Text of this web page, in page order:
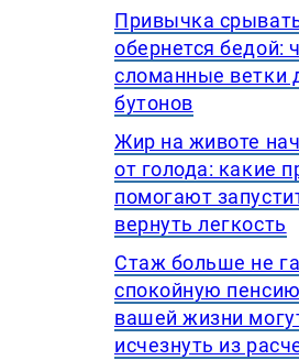
Привычка
обернется бедой:
сломанные ветки
бутонов
Жир на животе
от голода: какие
помогают
вернуть легкость
Стаж больше не
спокойную
вашей жизни
исчезнуть из